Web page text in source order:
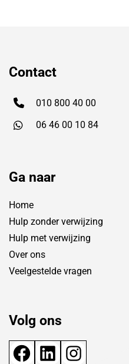
Contact
010 800 40 00
06 46 00 10 84
Ga naar
Home
Hulp zonder verwijzing
Hulp met verwijzing
Over ons
Veelgestelde vragen
Volg ons
Facebook
LinkedInInstagram